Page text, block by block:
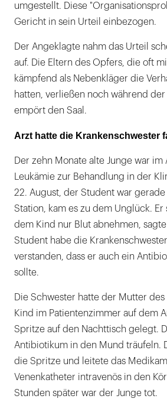
umgestellt. Diese
Gericht in sein Urteil einbezogen.
Der Angeklagte nahm das Urteil
auf. Die Eltern des Opfers, die oft
kämpfend als Nebenkläger die
hatten, verließen noch während
empört den Saal.
Arzt hatte die Krankenschwester
Der zehn Monate alte Junge war im
Leukämie zur Behandlung in der
22. August, der Student war
Station, kam es zu dem Unglück.
dem Kind nur Blut abnehmen,
Student habe die
verstanden, dass er auch ein
sollte.
Die Schwester hatte der Mutter
Kind im Patientenzimmer auf dem
Spritze auf den Nachttisch gelegt.
Antibiotikum in den Mund träufeln.
die Spritze und leitete das
Venenkatheter intravenös in den
Stunden später war der Junge tot.